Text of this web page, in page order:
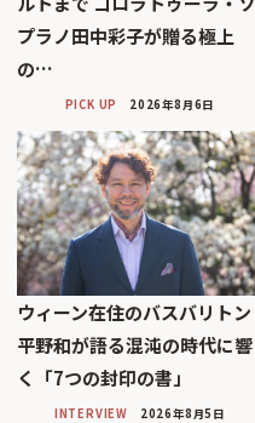
プラノ田中彩子が贈る極上
の…
PICK UP 2026年8月6日
ウィーン在住のバスバリトン
平野和が語る混沌の時代に響
く「7つの封印の書」
INTERVIEW 2026年8月5日